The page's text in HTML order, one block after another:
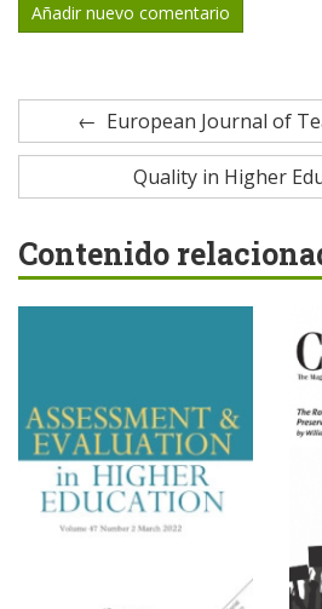
Añadir nuevo comentario
European Journal of
Quality in Higher
Contenido